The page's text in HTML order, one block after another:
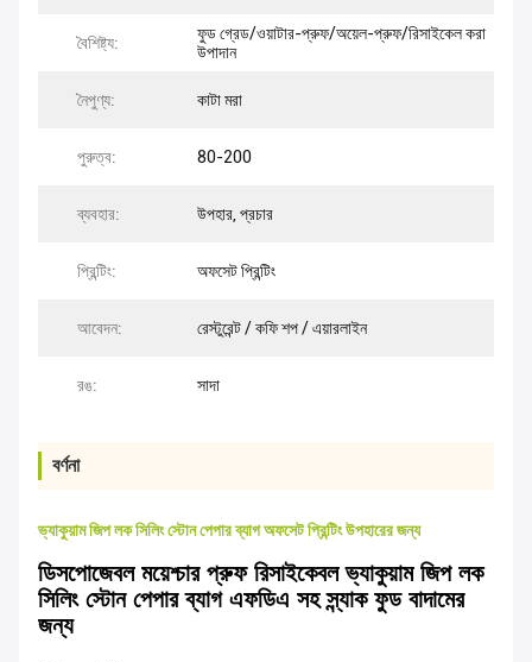
বৈশিষ্ট্য:
ফুড গ্রেড/ওয়াটার-প্রুফ/অয়েল-প্রুফ/রিসাইকেল করা
উপাদান
নৈপুণ্য: কাটা মরা
পুরুত্ব: 80-200
ব্যবহার: উপহার, প্রচার
প্রিন্টিং: অফসেট প্রিন্টিং
আবেদন: রেস্টুরেন্ট / কফি শপ / এয়ারলাইন
রঙ: সাদা
বর্ণনা
ভ্যাকুয়াম জিপ লক সিলিং স্টোন পেপার ব্যাগ অফসেট প্রিন্টিং উপহারের জন্য
ডিসপোজেবল ময়েশ্চার প্রুফ রিসাইকেবল ভ্যাকুয়াম জিপ লক
সিলিং স্টোন পেপার ব্যাগ এফডিএ সহ স্ন্যাক ফুড বাদামের
জন্য